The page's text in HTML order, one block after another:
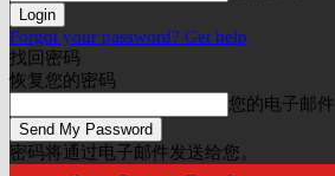
Forgot your password? Get help
找回密码
恢复您的密码
您的电子邮件
密码将通过电子邮件发送给您。